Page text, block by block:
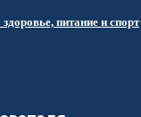
питание и спорт